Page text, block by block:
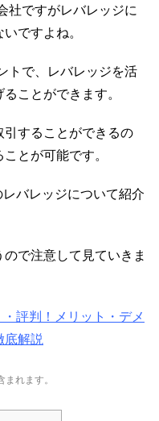
社ですがレバレッジに
ですよね。
トで、レバレッジを活
ことができます。
することができるの
とが可能です。
バレッジについて紹介
で注意して見ていきま
評判！メリット・デメ
底解説
れます。